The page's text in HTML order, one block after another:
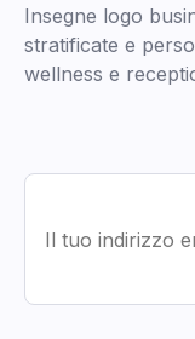
Insegne logo
stratificate e
wellness e